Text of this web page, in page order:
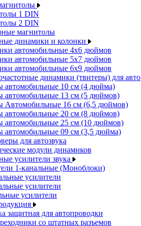
1 DIN
2 DIN
магнитолы
динамики и колонки
автомобильные 4x6 дюймов
автомобильные 5x7 дюймов
автомобильные 6x9 дюймов
динамики (твитеры) для авто
автомобильные 10 см (4 дюйма)
автомобильные 13 см (5 дюймов)
Автомобильные 16 см (6,5 дюймов)
автомобильные 20 см (8 дюймов)
автомобильные 25 см (10 дюймов)
автомобильные 09 см (3,5 дюйма)
для автозвука
модули динамиков
усилители звука
1-канальные (Моноблоки)
усилители
усилители
усилители
защитная для автопроводки
со штатных разъемов